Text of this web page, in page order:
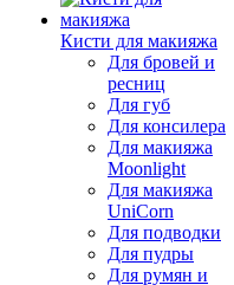
Кисти для макияжа
Для бровей и
ресниц
Для губ
Для консилера
Для макияжа
Moonlight
Для макияжа
UniCorn
Для подводки
Для пудры
Для румян и